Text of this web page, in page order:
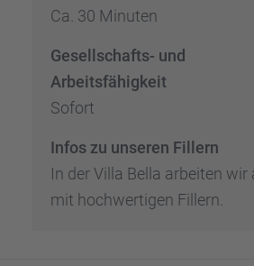
Ca. 30 Minuten
Gesell­schafts- und
Arbeits­fä­hig­keit
Sofort
Infos zu unseren Fillern
In der Villa Bella arbei­ten
mit hochwer­ti­gen Fillern.